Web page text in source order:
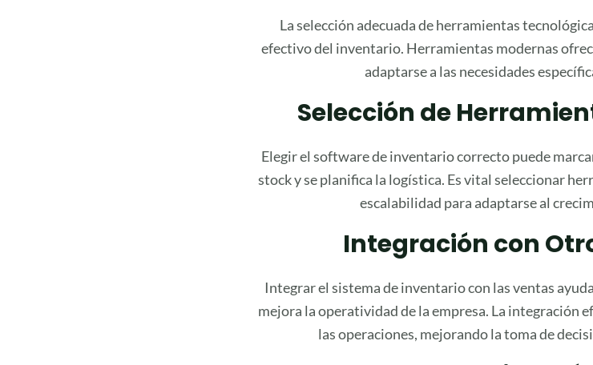
La selección adecuada de herramientas
efectivo del inventario. Herramientas modernas
adaptarse a las necesidades
Selección de
Elegir el software de inventario correcto puede
stock y se planifica la logística. Es vital seleccionar
escalabilidad para adaptarse al
Integración con
Integrar el sistema de inventario con las ventas
mejora la operatividad de la empresa. La integración
las operaciones, mejorando la toma de